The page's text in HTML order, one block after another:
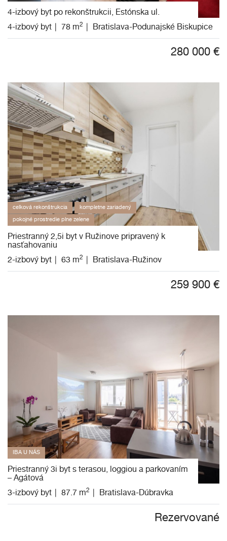
4-izbový byt po rekonštrukcii, Estónska ul.
4-izbový byt
78 m2 Bratislava-Podunajské Biskupice
280 000 €
Priestranný 2,5i byt v Ružinove pripravený k
nasťahovaniu
celková rekonštrukcia kompletne zariadený
pokojné prostredie plne zelene
2-izbový byt 63 m2 Bratislava-Ružinov
259 900 €
Priestranný 3i byt s terasou, loggiou a parkovaním
– Agátová
IBA U NÁS
3-izbový byt 87.7 m2 Bratislava-Dúbravka
Rezervované